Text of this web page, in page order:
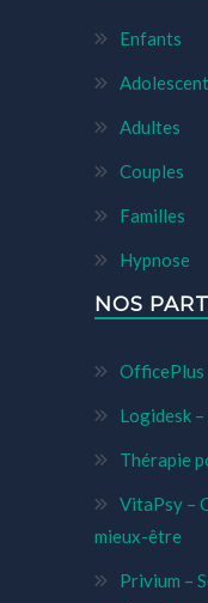
Enfants
Adultes
Couples
Familles
Hypnose
NOS
OfficePlus
Logidesk
Thérapie
VitaPsy –
mieux-être
Privium –